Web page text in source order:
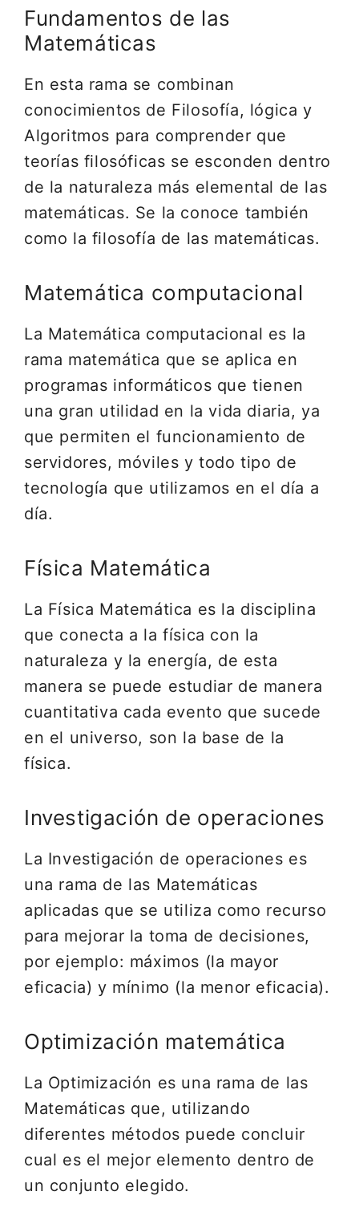
Fundamentos de las
Matemáticas
En esta rama se combinan
conocimientos de Filosofía, lógica y
Algoritmos para comprender que
teorías filosóficas se esconden dentro
de la naturaleza más elemental de las
matemáticas. Se la conoce también
como la filosofía de las matemáticas.
Matemática computacional
La Matemática computacional es la
rama matemática que se aplica en
programas informáticos que tienen
una gran utilidad en la vida diaria, ya
que permiten el funcionamiento de
servidores, móviles y todo tipo de
tecnología que utilizamos en el día a
día.
Física Matemática
La Física Matemática es la disciplina
que conecta a la física con la
naturaleza y la energía, de esta
manera se puede estudiar de manera
cuantitativa cada evento que sucede
en el universo, son la base de la
física.
Investigación de operaciones
La Investigación de operaciones es
una rama de las Matemáticas
aplicadas que se utiliza como recurso
para mejorar la toma de decisiones,
por ejemplo: máximos (la mayor
eficacia) y mínimo (la menor eficacia).
Optimización matemática
La Optimización es una rama de las
Matemáticas que, utilizando
diferentes métodos puede concluir
cual es el mejor elemento dentro de
un conjunto elegido.